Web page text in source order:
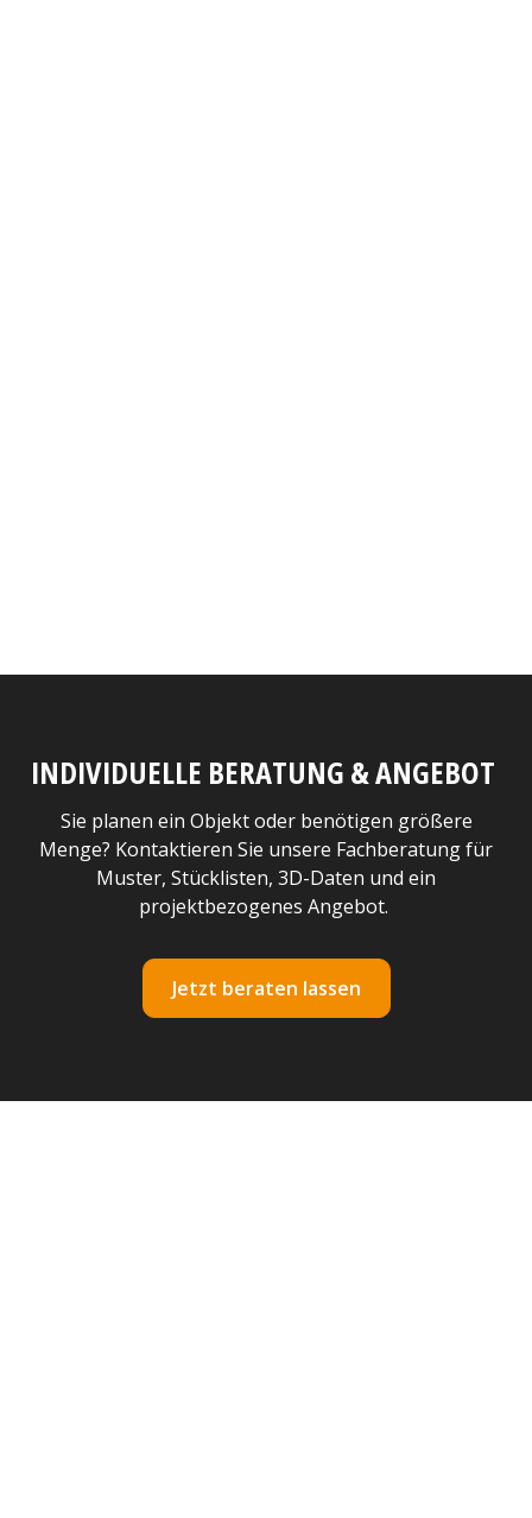
INDIVIDUELLE BERATUNG & ANGEBOT
Sie planen ein Objekt oder benötigen größere
Menge? Kontaktieren Sie unsere Fachberatung für
Muster, Stücklisten, 3D-Daten und ein
projektbezogenes Angebot.
Jetzt beraten lassen